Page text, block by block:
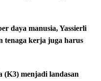
daya manusia, Yassierli
tenaga kerja juga harus
(K3) menjadi landasan